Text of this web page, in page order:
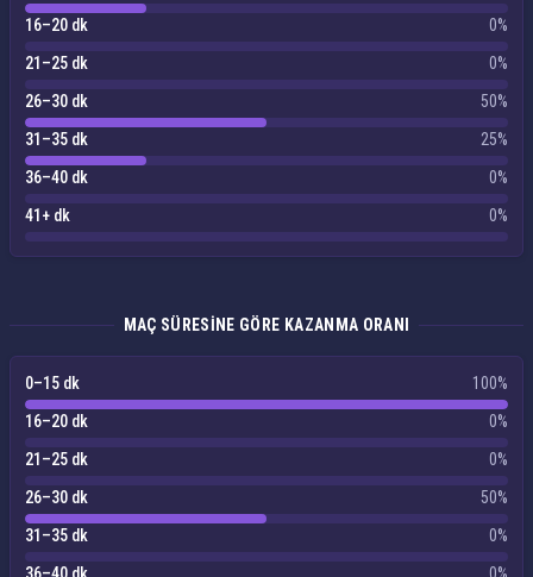
16–20 dk
0%
21–25 dk
0%
26–30 dk
50%
31–35 dk
25%
36–40 dk
0%
41+ dk
0%
MAÇ SÜRESINE GÖRE KAZANMA ORANI
0–15 dk
100%
16–20 dk
0%
21–25 dk
0%
26–30 dk
50%
31–35 dk
0%